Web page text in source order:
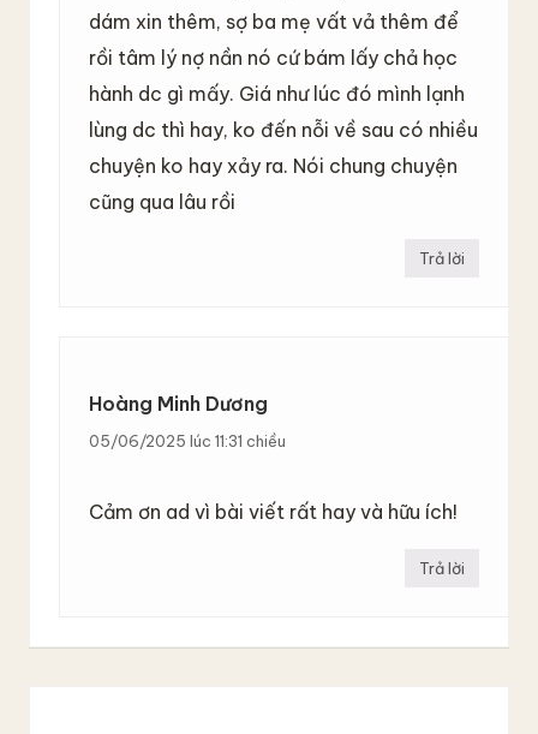
dám xin thêm, sợ ba mẹ vất vả thêm để
rồi tâm lý nợ nần nó cứ bám lấy chả học
hành dc gì mấy. Giá như lúc đó mình lạnh
lùng dc thì hay, ko đến nỗi về sau có nhiều
chuyện ko hay xảy ra. Nói chung chuyện
cũng qua lâu rồi
Trả lời
Hoàng Minh Dương
05/06/2025 lúc 11:31 chiều
Cảm ơn ad vì bài viết rất hay và hữu ích!
Trả lời